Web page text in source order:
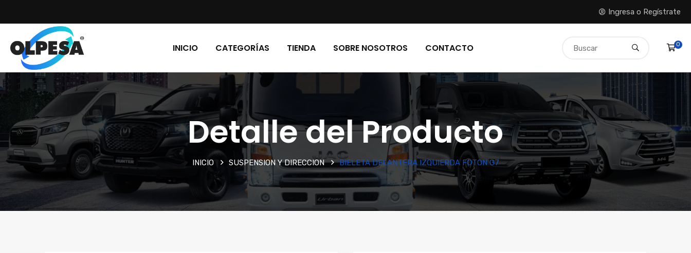
Ingresa o Regístrate
INICIO CATEGORÍAS TIENDA SOBRE NOSOTROS CONTACTO 0
Detalle del Producto
INICIO SUSPENSION Y DIRECCION BIELETA DELANTERA IZQUIERDA FOTON G7